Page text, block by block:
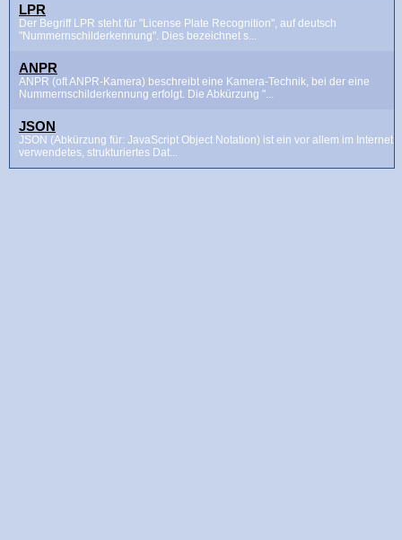
LPR
Der Begriff LPR steht für "License Plate Recognition", auf deutsch
"Nummernschilderkennung". Dies bezeichnet s...
ANPR
ANPR (oft ANPR-Kamera) beschreibt eine Kamera-Technik, bei der eine
Nummernschilderkennung erfolgt. Die Abkürzung "...
JSON
JSON (Abkürzung für: JavaScript Object Notation) ist ein vor allem im Internet
verwendetes, strukturiertes Dat...